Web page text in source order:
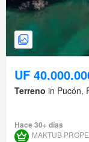
UF
Terreno in Pucón,
Hace 30+ días
MAKTUB